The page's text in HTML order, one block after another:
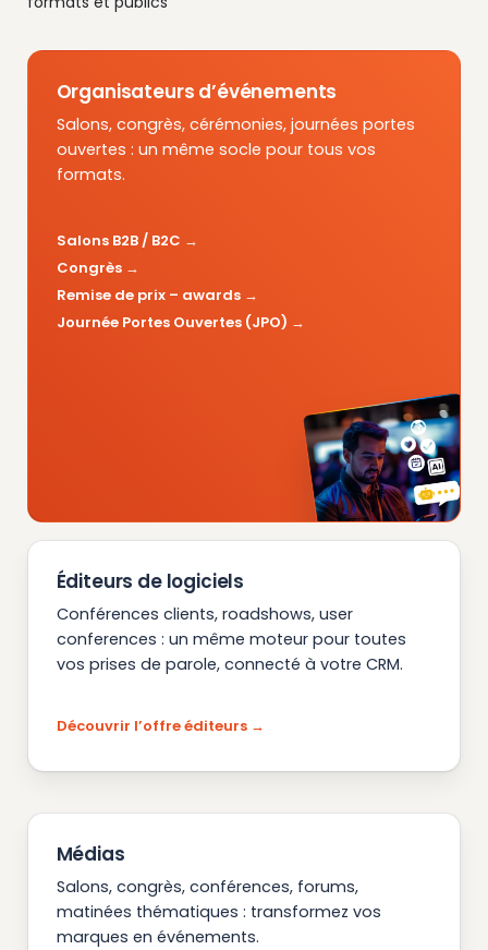
Organisateurs d’événements
Salons, congrès, cérémonies, journées portes
ouvertes : un même socle pour tous vos
formats.
Salons B2B / B2C
Congrès
Remise de prix – awards
Journée Portes Ouvertes (JPO)
Éditeurs de logiciels
Conférences clients, roadshows, user
conferences : un même moteur pour toutes
vos prises de parole, connecté à votre CRM.
Découvrir l’offre éditeurs
Médias
Salons, congrès, conférences, forums,
matinées thématiques : transformez vos
marques en événements.